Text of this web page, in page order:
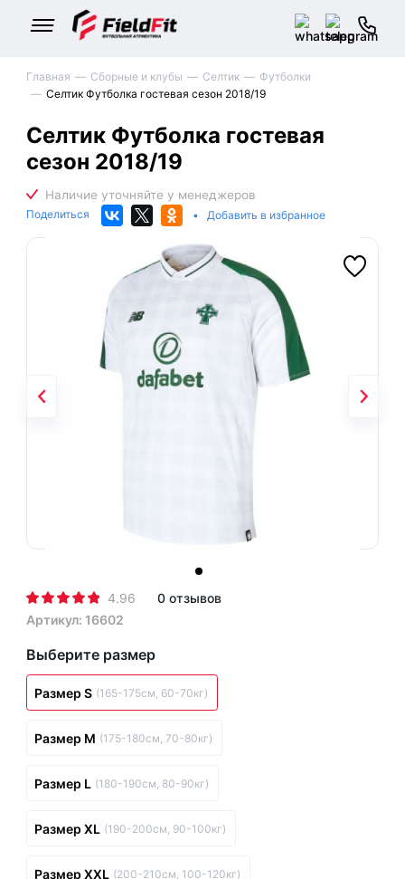
Главная Сборные и клубы Селтик
Футболки
Селтик Футболка гостевая сезон 2018/19
Селтик Футболка гостевая
сезон 2018/19
Поделиться • Добавить в избранное
4.96
0 отзывов
Артикул: 16602
Выберите размер
Размер S (165-175см, 60-70кг)
Размер M (175-180см, 70-80кг)
Размер L (180-190см, 80-90кг)
Размер XL (190-200см, 90-100кг)
Размер XXL (200-210см, 100-120кг)